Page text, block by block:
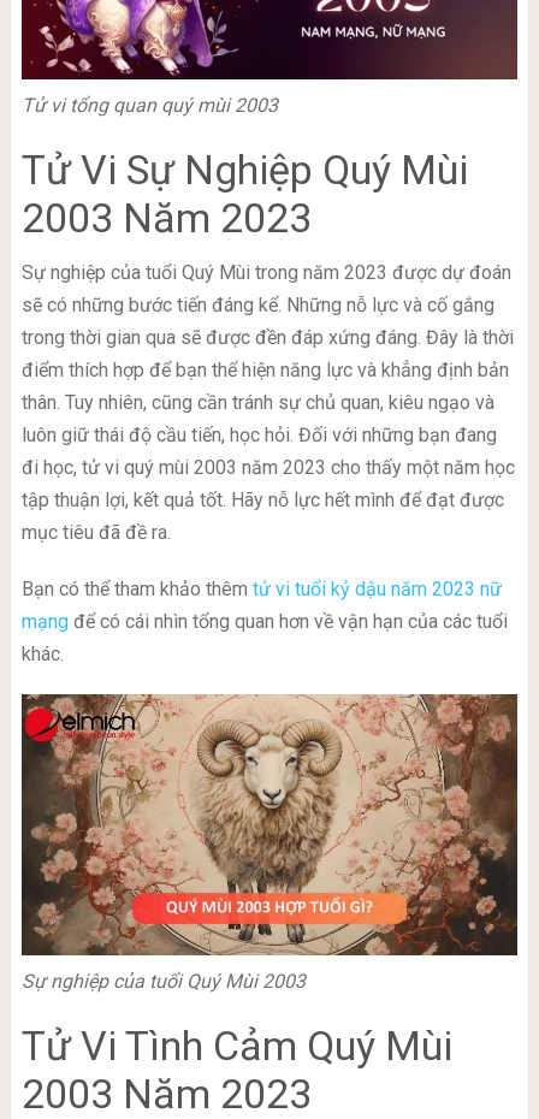
Tử vi tổng quan quý mùi 2003
Tử Vi Sự Nghiệp Quý Mùi
2003 Năm 2023
Sự nghiệp của tuổi Quý Mùi trong năm 2023 được dự đoán
sẽ có những bước tiến đáng kể. Những nỗ lực và cố gắng
trong thời gian qua sẽ được đền đáp xứng đáng. Đây là thời
điểm thích hợp để bạn thể hiện năng lực và khẳng định bản
thân. Tuy nhiên, cũng cần tránh sự chủ quan, kiêu ngạo và
luôn giữ thái độ cầu tiến, học hỏi. Đối với những bạn đang
đi học, tử vi quý mùi 2003 năm 2023 cho thấy một năm học
tập thuận lợi, kết quả tốt. Hãy nỗ lực hết mình để đạt được
mục tiêu đã đề ra.
Bạn có thể tham khảo thêm tử vi tuổi kỷ dậu năm 2023 nữ
mạngđể có cái nhìn tổng quan hơn về vận hạn của các tuổi
khác.
Sự nghiệp của tuổi Quý Mùi 2003
Tử Vi Tình Cảm Quý Mùi
2003 Năm 2023